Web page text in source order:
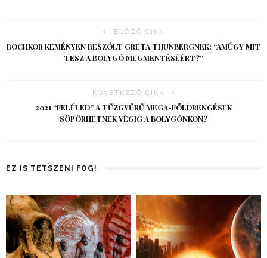
ELŐZŐ CIKK
BOCHKOR KEMÉNYEN BESZÓLT GRETA THUNBERGNEK: “AMÚGY MIT
TESZ A BOLYGÓ MEGMENTÉSÉÉRT?”
KÖVETKEZŐ CIKK
2021 “FELÉLED” A TŰZGYŰRŰ MEGA-FÖLDRENGÉSEK
SÖPÖRHETNEK VÉGIG A BOLYGÓNKON?
EZ IS TETSZENI FOG!